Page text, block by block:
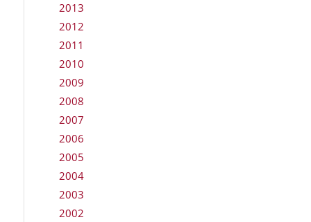
2013
2012
2011
2010
2009
2008
2007
2006
2005
2004
2003
2002